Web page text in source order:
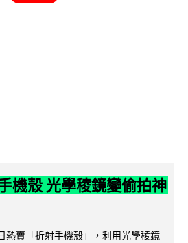
機殼 光學稜鏡變偷拍神
熱賣「折射手機殼」，利用光學稜鏡